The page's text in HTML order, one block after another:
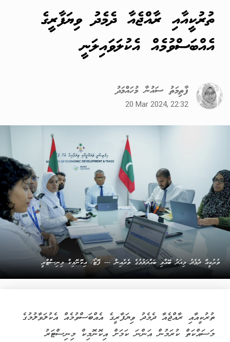
ތުރުކީއާއި ރާއްޖެއާ ދެމެދު ވިޔަފާރީގެ
އެއްބަސްވުމެއް އެކުލަވައިލަނީ
ފާތިމަތު ސައުނާ މުހައްމަދު
20 Mar 2024, 22:32
ތުރުކީއާ ދެމެދު މިއަދު ބޭއްވި ބައްދަލުމުގެ ތެރެއިން --- ފޮޓޯ/ އިކޮނޮމިކް މިނިސްޓްރީ
ތުރުކީއާއި ރާއްޖެއާ ދެމެދު ވިޔަފާރީގެ އެއްބަސްވުމެއް އެކުލަވާލުމުގެ
މަސައްކަތް ކުރަމުން އަންނަ ކަމަށް އިކޮނޮމިކް މިނިސްޓަރު